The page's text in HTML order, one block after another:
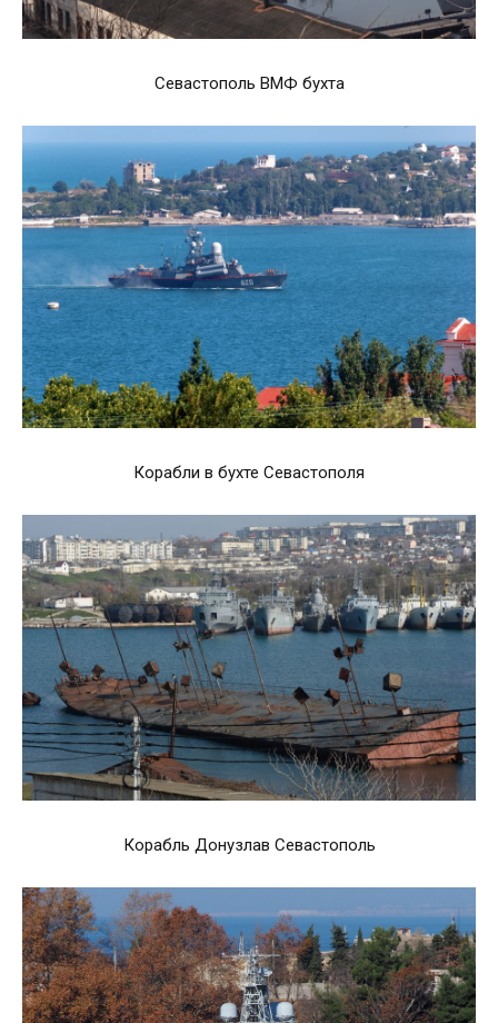
Севастополь ВМФ бухта
Корабли в бухте Севастополя
Корабль Донузлав Севастополь